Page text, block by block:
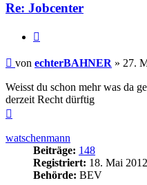
Re: Jobcenter
Beitrag
von echterBAHNER » 27.
Weisst du schon mehr was da
derzeit Recht dürftig
watschenmann
Beiträge: 148
Registriert: 18. Mai
Behörde: BEV